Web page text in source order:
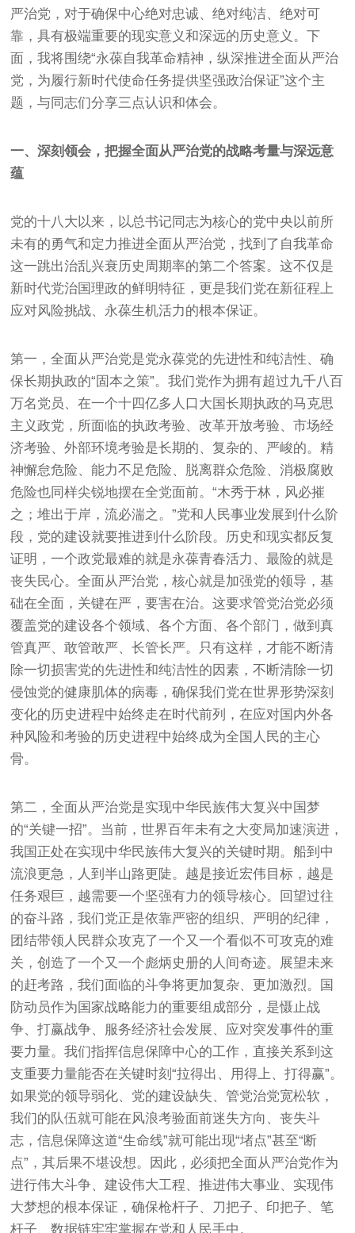
严治党，对于确保中心绝对忠诚、绝对纯洁、绝对可
靠，具有极端重要的现实意义和深远的历史意义。下
面，我将围绕“永葆自我革命精神，纵深推进全面从严治
党，为履行新时代使命任务提供坚强政治保证”这个主
题，与同志们分享三点认识和体会。
一、深刻领会，把握全面从严治党的战略考量与深远意
蕴
党的十八大以来，以总书记同志为核心的党中央以前所
未有的勇气和定力推进全面从严治党，找到了自我革命
这一跳出治乱兴衰历史周期率的第二个答案。这不仅是
新时代党治国理政的鲜明特征，更是我们党在新征程上
应对风险挑战、永葆生机活力的根本保证。
第一，全面从严治党是党永葆党的先进性和纯洁性、确
保长期执政的“固本之策”。我们党作为拥有超过九千八百
万名党员、在一个十四亿多人口大国长期执政的马克思
主义政党，所面临的执政考验、改革开放考验、市场经
济考验、外部环境考验是长期的、复杂的、严峻的。精
神懈怠危险、能力不足危险、脱离群众危险、消极腐败
危险也同样尖锐地摆在全党面前。“木秀于林，风必摧
之；堆出于岸，流必湍之。”党和人民事业发展到什么阶
段，党的建设就要推进到什么阶段。历史和现实都反复
证明，一个政党最难的就是永葆青春活力、最险的就是
丧失民心。全面从严治党，核心就是加强党的领导，基
础在全面，关键在严，要害在治。这要求管党治党必须
覆盖党的建设各个领域、各个方面、各个部门，做到真
管真严、敢管敢严、长管长严。只有这样，才能不断清
除一切损害党的先进性和纯洁性的因素，不断清除一切
侵蚀党的健康肌体的病毒，确保我们党在世界形势深刻
变化的历史进程中始终走在时代前列，在应对国内外各
种风险和考验的历史进程中始终成为全国人民的主心
骨。
第二，全面从严治党是实现中华民族伟大复兴中国梦
的“关键一招”。当前，世界百年未有之大变局加速演进，
我国正处在实现中华民族伟大复兴的关键时期。船到中
流浪更急，人到半山路更陡。越是接近宏伟目标，越是
任务艰巨，越需要一个坚强有力的领导核心。回望过往
的奋斗路，我们党正是依靠严密的组织、严明的纪律，
团结带领人民群众攻克了一个又一个看似不可攻克的难
关，创造了一个又一个彪炳史册的人间奇迹。展望未来
的赶考路，我们面临的斗争将更加复杂、更加激烈。国
防动员作为国家战略能力的重要组成部分，是慑止战
争、打赢战争、服务经济社会发展、应对突发事件的重
要力量。我们指挥信息保障中心的工作，直接关系到这
支重要力量能否在关键时刻“拉得出、用得上、打得赢”。
如果党的领导弱化、党的建设缺失、管党治党宽松软，
我们的队伍就可能在风浪考验面前迷失方向、丧失斗
志，信息保障这道“生命线”就可能出现“堵点”甚至“断
点”，其后果不堪设想。因此，必须把全面从严治党作为
进行伟大斗争、建设伟大工程、推进伟大事业、实现伟
大梦想的根本保证，确保枪杆子、刀把子、印把子、笔
杆子、数据链牢牢掌握在党和人民手中。